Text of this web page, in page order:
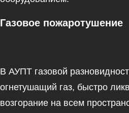
Газовое пожаротушение
В АУПТ газовой
огнетушащий газ, быстро
возгорание на всем